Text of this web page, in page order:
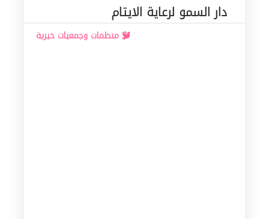
دار السمو لرعاية الايتام
منظمات وجمعيات خيرية